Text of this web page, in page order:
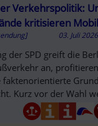
Verkehrspolitik:
kritisieren
und DBV03. Juli
der SPD greift die
an,
faktenorientierte
Kurz vor der Wahl